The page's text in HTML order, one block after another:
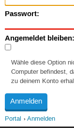
Passwort:
Angemeldet bleiben:
Wähle diese Option
Computer befindest,
zu deinem Konto
Portal Anmelden